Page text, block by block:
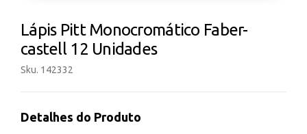
Lápis Pitt Monocromático Faber-
castell 12 Unidades
Sku. 142332
Detalhes do Produto